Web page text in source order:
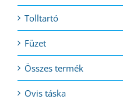
Tolltartó
Füzet
Összes termék
Ovis táska